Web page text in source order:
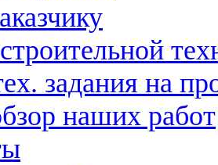
задания на
наших работ